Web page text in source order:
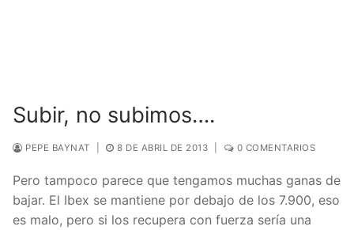
Subir, no subimos….
PEPE BAYNAT 8 DE ABRIL DE 2013 0 COMENTARIOS
Pero tampoco parece que tengamos muchas ganas de
bajar. El Ibex se mantiene por debajo de los 7.900, eso
es malo, pero si los recupera con fuerza sería una